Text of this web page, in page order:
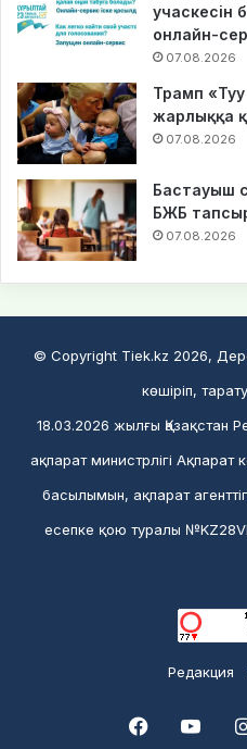
учаскесін
онлайн-
07.08.2026
Трамп
жарлыққа
07.08.2026
Бастауыш
БЖБ
07.08.2026
© Copyright Tiek.kz 2026,
көшіріп,
18.03.2026 жылғы Қазақстан
ақпарат министрлігі Ақпарат
басылымын, ақпарат
есепке қою туралы
Редакция
Facebook